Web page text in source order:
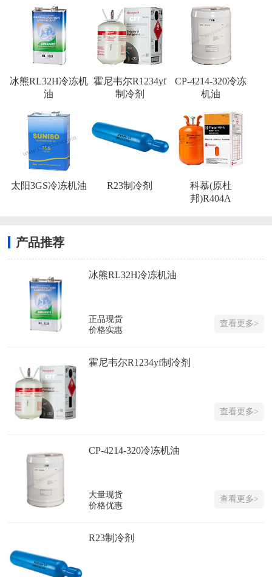
冰熊RL32H冷冻机
油
霍尼韦尔R1234yf
制冷剂
CP-4214-320冷冻
机油
太阳3GS冷冻机油 R23制冷剂
科慕(原杜
邦)R404A
产品推荐
冰熊RL32H冷冻机油
查看更多>
正品现货
价格实惠
霍尼韦尔R1234yf制冷剂
查看更多>
CP-4214-320冷冻机油
查看更多>
大量现货
价格优惠
R23制冷剂